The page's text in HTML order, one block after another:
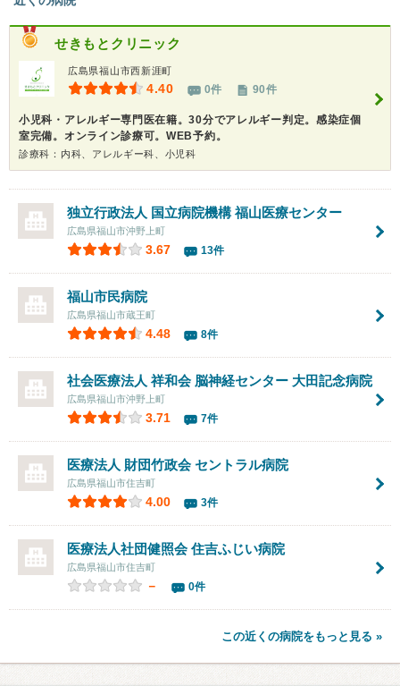
せきもとクリニック
広島県福山市西新涯町
4.40 0件 90件
小児科・アレルギー専門医在籍。30分でアレルギー判定。感染症個
室完備。オンライン診療可。WEB予約。
診療科：内科、アレルギー科、小児科
独立行政法人 国立病院機構 福山医療センター
広島県福山市沖野上町
3.67 13件
福山市民病院
広島県福山市蔵王町
4.48 8件
社会医療法人 祥和会 脳神経センター 大田記念病院
広島県福山市沖野上町
3.71 7件
医療法人 財団竹政会 セントラル病院
広島県福山市住吉町
4.00 3件
医療法人社団健照会 住吉ふじい病院
広島県福山市住吉町
－ 0件
この近くの病院をもっと見る »